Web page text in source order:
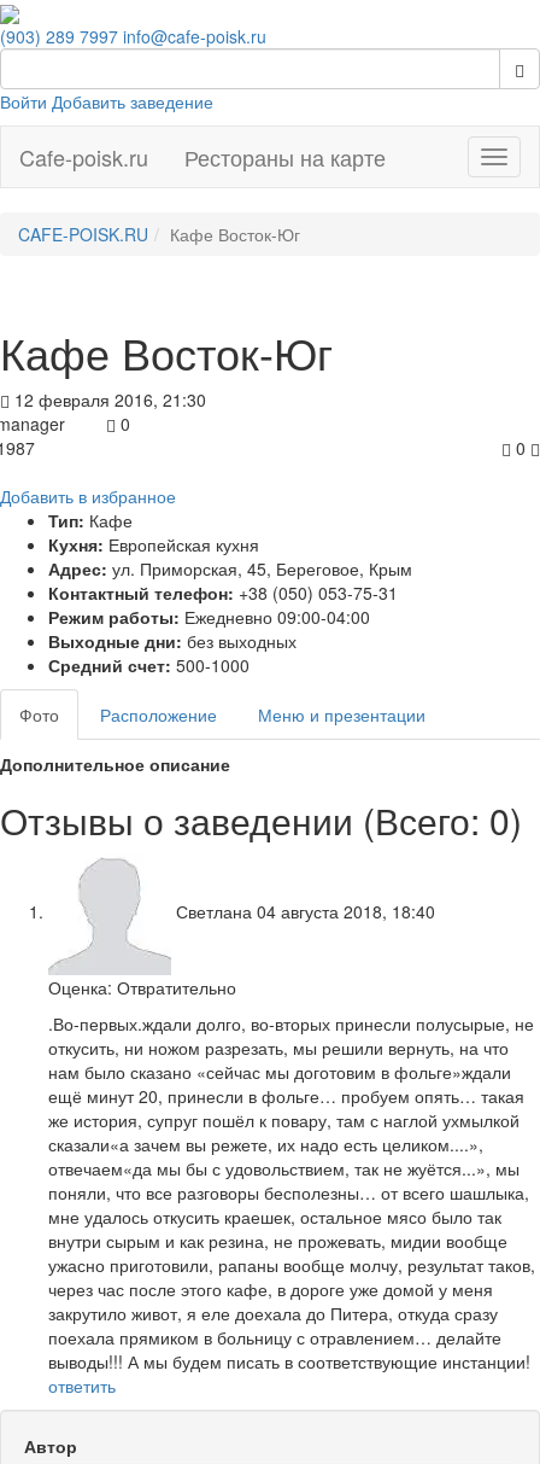
(903) 289 7997 info@cafe-poisk.ru
Войти Добавить заведение
Cafe-poisk.ru Рестораны на карте
CAFE-POISK.RU Кафе Восток-Юг
Кафе Восток-Юг
12 февраля 2016, 21:30
0
0
Добавить в избранное
Тип: Кафе
Кухня: Европейская кухня
Адрес: ул. Приморская, 45, Береговое, Крым
Контактный телефон: +38 (050) 053-75-31
Режим работы: Ежедневно 09:00-04:00
Выходные дни: без выходных
Средний счет: 500-1000
Фото Расположение Меню и презентации
Дополнительное описание
Отзывы о заведении (Всего: 0)
Светлана 04 августа 2018, 18:40
Оценка: Отвратительно
.Во-первых.ждали долго, во-вторых принесли полусырые, не
откусить, ни ножом разрезать, мы решили вернуть, на что
нам было сказано «сейчас мы доготовим в фольге»ждали
ещё минут 20, принесли в фольге… пробуем опять… такая
же история, супруг пошёл к повару, там с наглой ухмылкой
сказали«а зачем вы режете, их надо есть целиком....»,
отвечаем«да мы бы с удовольствием, так не жуётся...», мы
поняли, что все разговоры бесполезны… от всего шашлыка,
мне удалось откусить краешек, остальное мясо было так
внутри сырым и как резина, не прожевать, мидии вообще
ужасно приготовили, рапаны вообще молчу, результат таков,
через час после этого кафе, в дороге уже домой у меня
закрутило живот, я еле доехала до Питера, откуда сразу
поехала прямиком в больницу с отравлением… делайте
выводы!!! А мы будем писать в соответствующие инстанции!
ответить
Автор